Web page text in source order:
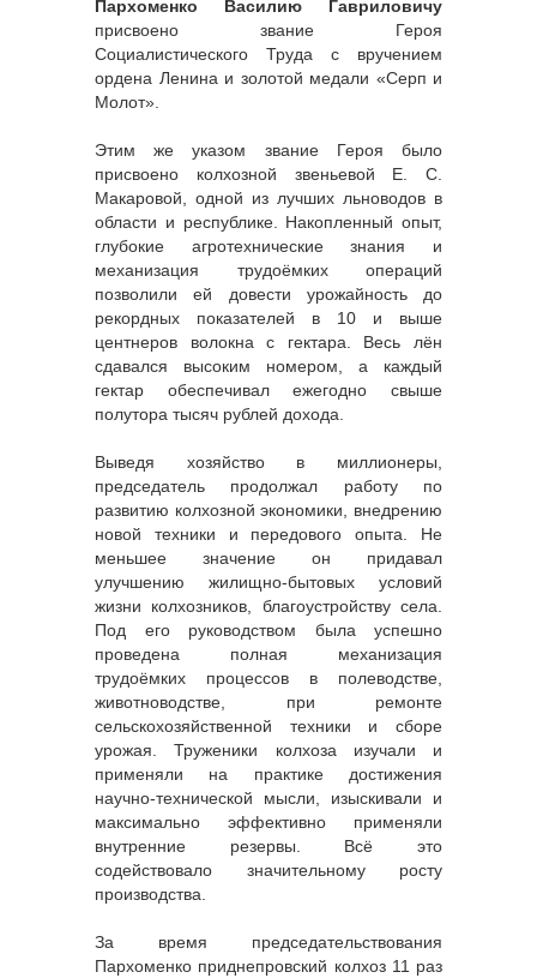
Пархоменко Василию Гавриловичу
присвоено звание Героя
Социалистического Труда с вручением
ордена Ленина и золотой медали «Серп и
Молот».
Этим же указом звание Героя было
присвоено колхозной звеньевой Е. С.
Макаровой, одной из лучших льноводов в
области и республике. Накопленный опыт,
глубокие агротехнические знания и
механизация трудоёмких операций
позволили ей довести урожайность до
рекордных показателей в 10 и выше
центнеров волокна с гектара. Весь лён
сдавался высоким номером, а каждый
гектар обеспечивал ежегодно свыше
полутора тысяч рублей дохода.
Выведя хозяйство в миллионеры,
председатель продолжал работу по
развитию колхозной экономики, внедрению
новой техники и передового опыта. Не
меньшее значение он придавал
улучшению жилищно-бытовых условий
жизни колхозников, благоустройству села.
Под его руководством была успешно
проведена полная механизация
трудоёмких процессов в полеводстве,
животноводстве, при ремонте
сельскохозяйственной техники и сборе
урожая. Труженики колхоза изучали и
применяли на практике достижения
научно-технической мысли, изыскивали и
максимально эффективно применяли
внутренние резервы. Всё это
содействовало значительному росту
производства.
За время председательствования
Пархоменко приднепровский колхоз 11 раз